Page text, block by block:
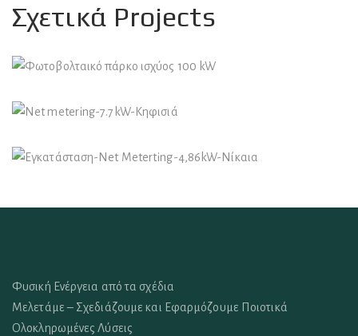
Σχετικά Projects
Φυσική Ενέργεια από τα σχέδια
Μελετάμε – Σχεδιάζουμε και Εφαρμόζουμε Ποιοτικά
Ολοκληρωμένες Λύσεις